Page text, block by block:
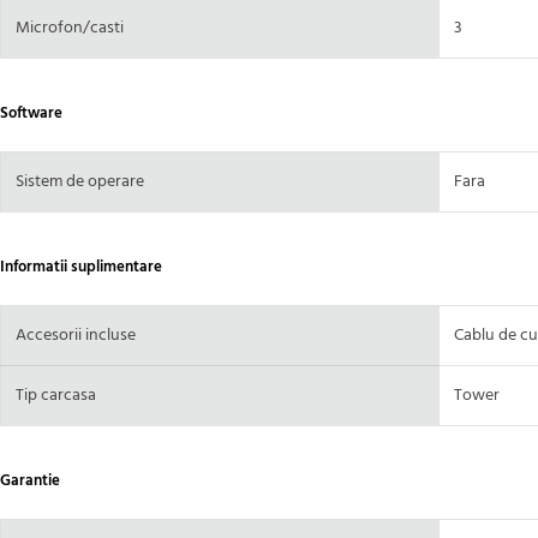
Microfon/casti 3
Software
Sistem de operare Fara
Informatii suplimentare
Accesorii incluse Cablu de
Tip carcasa Tower
Garantie